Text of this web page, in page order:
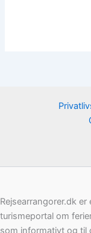
Rejsearrangorer.dk
turismeportal om